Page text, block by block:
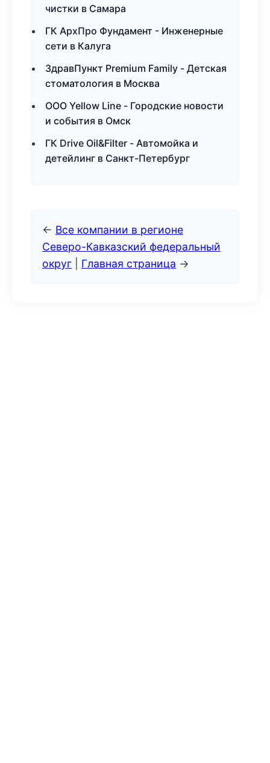
чистки в Самара
ГК АрхПро Фундамент - Инженерные
сети в Калуга
ЗдравПункт Premium Family - Детская
стоматология в Москва
ООО Yellow Line - Городские новости
и события в Омск
ГК Drive Oil&Filter - Автомойка и
детейлинг в Санкт-Петербург
← Все компании в регионе
Северо-Кавказский федеральный
округ
Главная страница →